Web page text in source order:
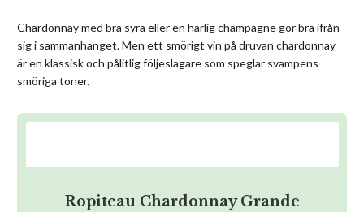
Chardonnay med bra syra eller en härlig champagne gör bra ifrån
sig i sammanhanget. Men ett smörigt vin på druvan chardonnay
är en klassisk och pålitlig följeslagare som speglar svampens
smöriga toner.
Ropiteau Chardonnay Grande